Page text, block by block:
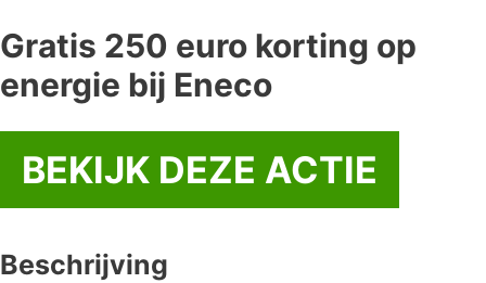
Gratis 250 euro korting op
energie bij Eneco
BEKIJK DEZE ACTIE
Beschrijving